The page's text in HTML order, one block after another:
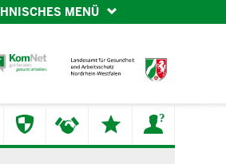
MENÜ